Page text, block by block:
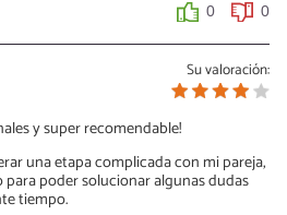
0 0
Su valoración:
y super recomendable!
una etapa complicada con mi pareja,
poder solucionar algunas dudas
tiempo.